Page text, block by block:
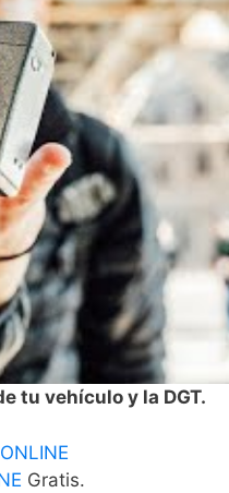
tu vehículo y la DGT.
Gratis.